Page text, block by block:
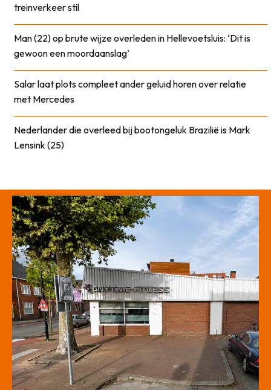
treinverkeer stil
Man (22) op brute wijze overleden in Hellevoetsluis: ‘Dit is
gewoon een moordaanslag’
Salar laat plots compleet ander geluid horen over relatie
met Mercedes
Nederlander die overleed bij bootongeluk Brazilië is Mark
Lensink (25)